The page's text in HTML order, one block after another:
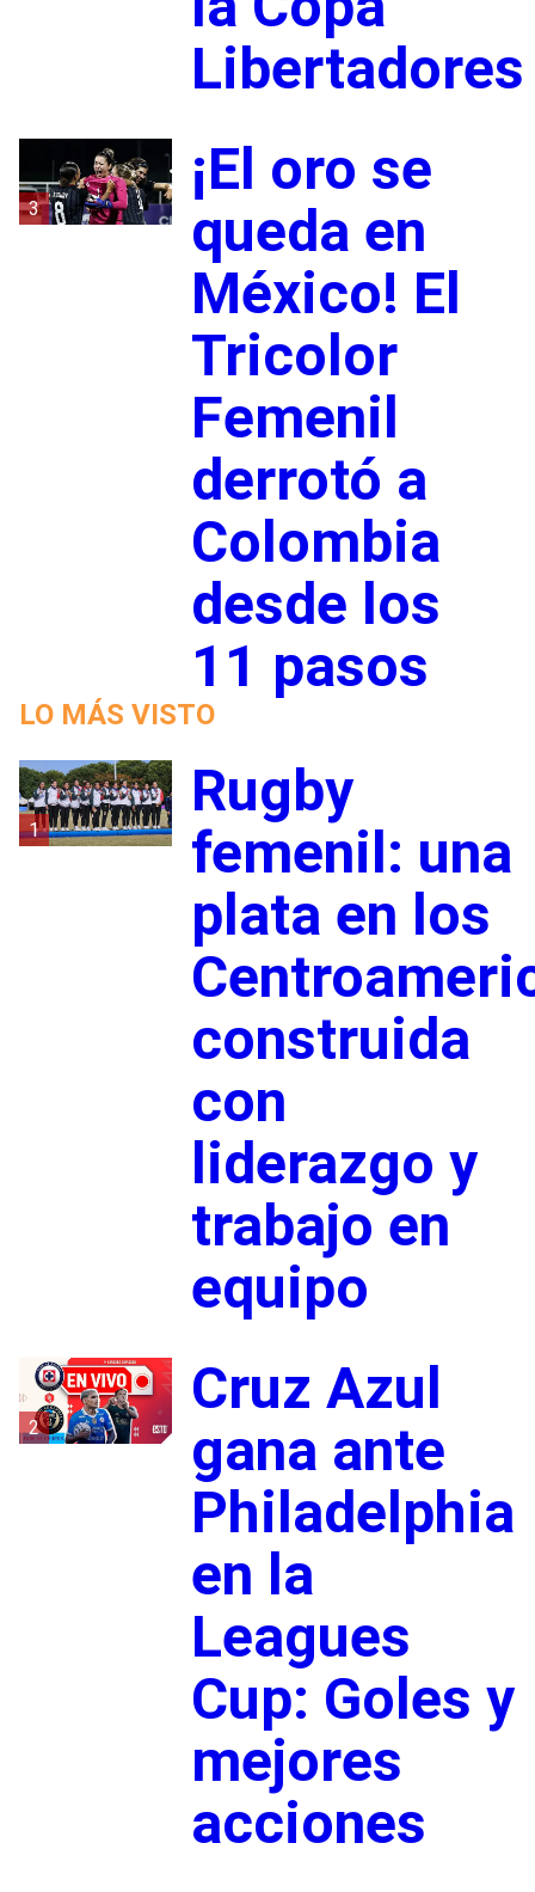
Libertadores
3
¡El oro se
queda en
México! El
Tricolor
Femenil
derrotó a
Colombia
desde los
11 pasos
LO MÁS VISTO
1
Rugby
femenil: una
plata en los
construida
con
liderazgo y
trabajo en
equipo
2
Cruz Azul
gana ante
Philadelphia
en la
Leagues
Cup: Goles y
mejores
acciones